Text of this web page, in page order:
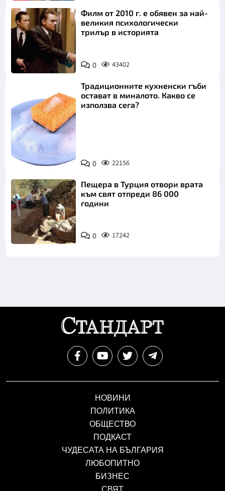
Филм от 2010 г. е обявен за най-
великия психологически
трилър в историята
0 43402
Снимка:
Пиксабей
Традиционните кухненски гъби
остават в миналото. Какво се
използва сега?
0 22156
Пещера в Турция отвори врата
към свят отпреди 86 000
години
0 17242
НОВИНИ
ПОЛИТИКА
ОБЩЕСТВО
ПОДКАСТ
ЧУДЕСАТА НА БЪЛГАРИЯ
ЛЮБОПИТНО
БИЗНЕС